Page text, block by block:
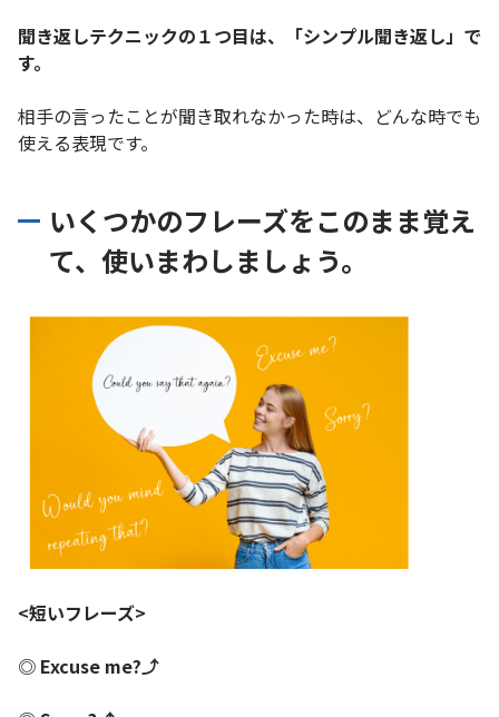
聞き返しテクニックの１つ目は、「シンプル聞き返し」で
す。
相手の言ったことが聞き取れなかった時は、どんな時でも
使える表現です。
いくつかのフレーズをこのまま覚え
て、使いまわしましょう。
<短いフレーズ>
◎ Excuse me?⤴